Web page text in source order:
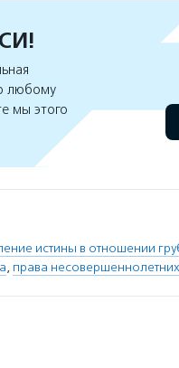
любому
мы этого
истины в отношении
, права несовершеннолетних